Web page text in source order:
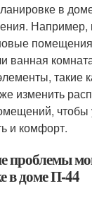
в
ванная
такие
изменить
чтобы
и комфорт.
проблемы
в доме П-44